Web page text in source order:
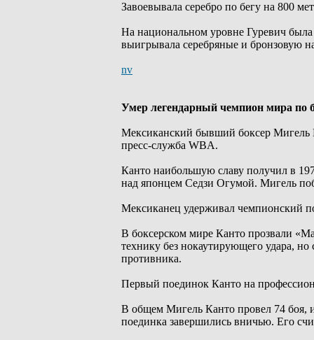
Завоевывала серебро по бегу на 800
На национальном уровне Гуревич
выигрывала серебряные и бронзовую
nv
Умер легендарный чемпион мира по
Мексиканский бывший боксер Мигель
пресс-служба WBA.
Канто наибольшую славу получил в
над японцем Седзи Огумой. Мигель
Мексиканец удерживал чемпионский
В боксерском мире Канто прозвали
технику без нокаутирующего удара,
противника.
Первый поединок Канто на
В общем Мигель Канто провел 74 боя,
поединка завершились вничью. Его